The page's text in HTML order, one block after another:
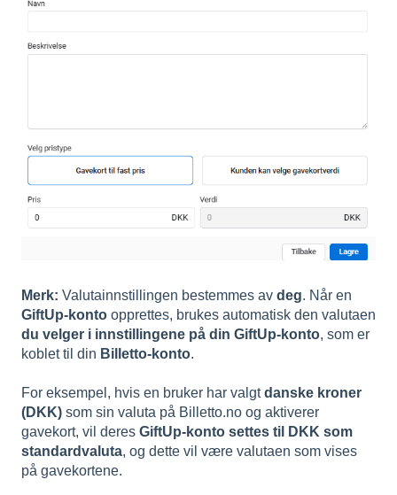
Merk: Valutainnstillingen bestemmes av deg. Når en
GiftUp-konto opprettes, brukes automatisk den valutaen
du velger i innstillingene på din GiftUp-konto, som er
koblet til din Billetto-konto.
For eksempel, hvis en bruker har valgtdanske kroner
(DKK) som sin valuta på Billetto.no og aktiverer
gavekort, vil deres GiftUp-konto settes til DKK som
standardvaluta, og dette vil være valutaen som vises
på gavekortene.